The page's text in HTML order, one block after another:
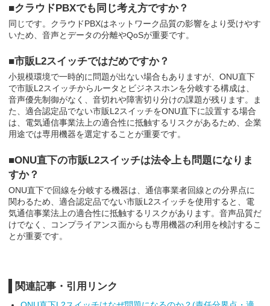
■クラウドPBXでも同じ考え方ですか？
同じです。クラウドPBXはネットワーク品質の影響をより受けやす
いため、音声とデータの分離やQoSが重要です。
■市販L2スイッチではだめですか？
小規模環境で一時的に問題が出ない場合もありますが、ONU直下
で市販L2スイッチからルータとビジネスホンを分岐する構成は、
音声優先制御がなく、音切れや障害切り分けの課題が残ります。ま
た、適合認定品でない市販L2スイッチをONU直下に設置する場合
は、電気通信事業法上の適合性に抵触するリスクがあるため、企業
用途では専用機器を選定することが重要です。
■ONU直下の市販L2スイッチは法令上も問題になりま
すか？
ONU直下で回線を分岐する機器は、通信事業者回線との分界点に
関わるため、適合認定品でない市販L2スイッチを使用すると、電
気通信事業法上の適合性に抵触するリスクがあります。音声品質だ
けでなく、コンプライアンス面からも専用機器の利用を検討するこ
とが重要です。
関連記事・引用リンク